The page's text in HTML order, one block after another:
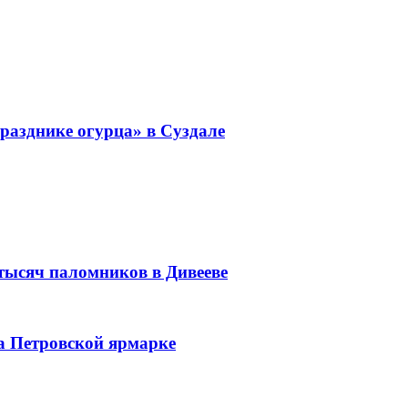
огурца» в Суздале
паломников в Дивееве
Петровской ярмарке